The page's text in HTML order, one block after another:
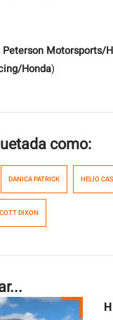
Motorsports/
Honda)
como:
DANICA PATRICK HELIO
DIXON